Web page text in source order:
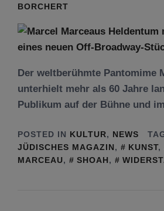
BORCHERT
Der weltberühmte Pantomime
unterhielt mehr als 60 Jahre
Publikum auf der Bühne und
POSTED IN KULTUR, NEWS
JÜDISCHES MAGAZIN, KUNST,
MARCEAU, SHOAH,